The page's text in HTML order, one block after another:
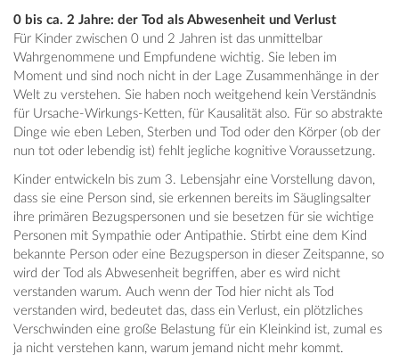
0 bis ca. 2 Jahre: der Tod als Abwesenheit und Verlust
Für Kinder zwischen 0 und 2 Jahren ist das unmittelbar
Wahrgenommene und Empfundene wichtig. Sie leben im
Moment und sind noch nicht in der Lage Zusammenhänge in der
Welt zu verstehen. Sie haben noch weitgehend kein Verständnis
für Ursache-Wirkungs-Ketten, für Kausalität also. Für so abstrakte
Dinge wie eben Leben, Sterben und Tod oder den Körper (ob der
nun tot oder lebendig ist) fehlt jegliche kognitive Voraussetzung.
Kinder entwickeln bis zum 3. Lebensjahr eine Vorstellung davon,
dass sie eine Person sind, sie erkennen bereits im Säuglingsalter
ihre primären Bezugspersonen und sie besetzen für sie wichtige
Personen mit Sympathie oder Antipathie. Stirbt eine dem Kind
bekannte Person oder eine Bezugsperson in dieser Zeitspanne, so
wird der Tod als Abwesenheit begriffen, aber es wird nicht
verstanden warum. Auch wenn der Tod hier nicht als Tod
verstanden wird, bedeutet das, dass ein Verlust, ein plötzliches
Verschwinden eine große Belastung für ein Kleinkind ist, zumal es
ja nicht verstehen kann, warum jemand nicht mehr kommt.